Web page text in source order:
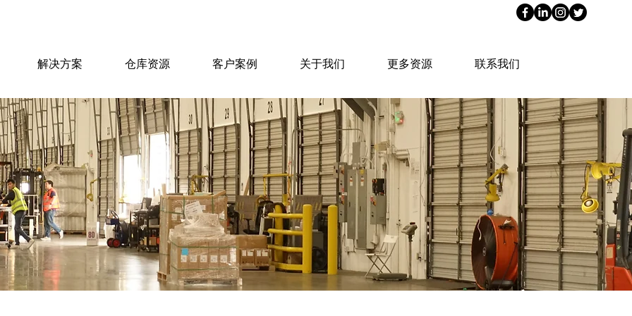
解决方案 仓库资源 客户案例 关于我们 更多资源 联系我们